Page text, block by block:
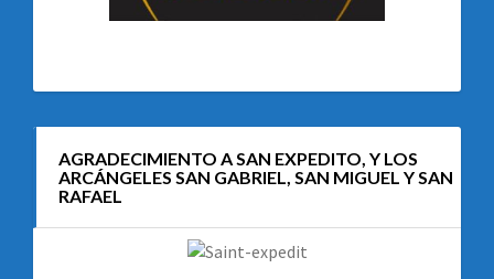
AGRADECIMIENTO A SAN EXPEDITO, Y LOS
ARCÁNGELES SAN GABRIEL, SAN MIGUEL Y SAN
RAFAEL